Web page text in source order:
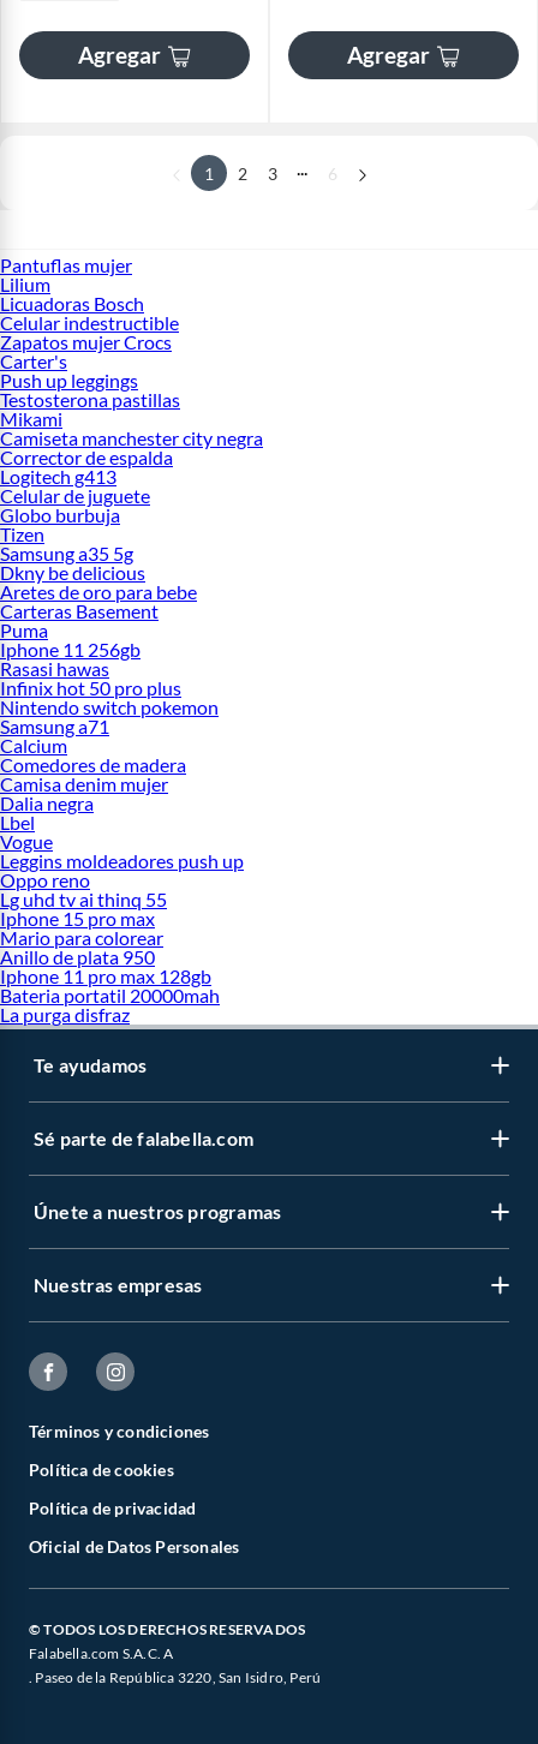
Agregar Agregar
1 2 3 ... 6
Pantuflas mujer
Lilium
Licuadoras Bosch
Celular indestructible
Zapatos mujer Crocs
Carter's
Push up leggings
Testosterona pastillas
Mikami
Camiseta manchester city negra
Corrector de espalda
Logitech g413
Celular de juguete
Globo burbuja
Tizen
Samsung a35 5g
Dkny be delicious
Aretes de oro para bebe
Carteras Basement
Puma
Iphone 11 256gb
Rasasi hawas
Infinix hot 50 pro plus
Nintendo switch pokemon
Samsung a71
Calcium
Comedores de madera
Camisa denim mujer
Dalia negra
Lbel
Vogue
Leggins moldeadores push up
Oppo reno
Lg uhd tv ai thinq 55
Iphone 15 pro max
Mario para colorear
Anillo de plata 950
Iphone 11 pro max 128gb
Bateria portatil 20000mah
La purga disfraz
Te ayudamos
Sé parte de falabella.com
Únete a nuestros programas
Nuestras empresas
Términos y condiciones
Política de cookies
Política de privacidad
Oficial de Datos Personales
© TODOS LOS DERECHOS RESERVADOS
Falabella.com S.A.C. A
. Paseo de la República 3220, San Isidro, Perú